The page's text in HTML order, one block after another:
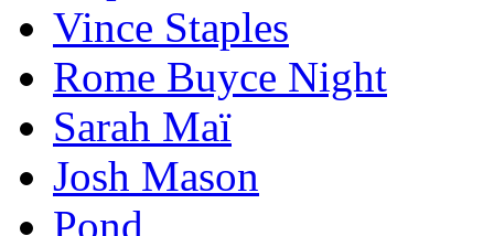
Vince Staples
Rome Buyce Night
Sarah Maï
Josh Mason
Pond